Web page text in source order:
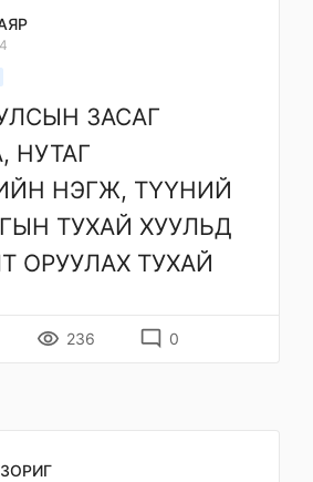
ЗАСАГ
НУТАГ
НЭГЖ, ТҮҮНИЙ
ТУХАЙ ХУУЛЬД
ОРУУЛАХ ТУХАЙ
remove_red_eye 236 mode_comment 0